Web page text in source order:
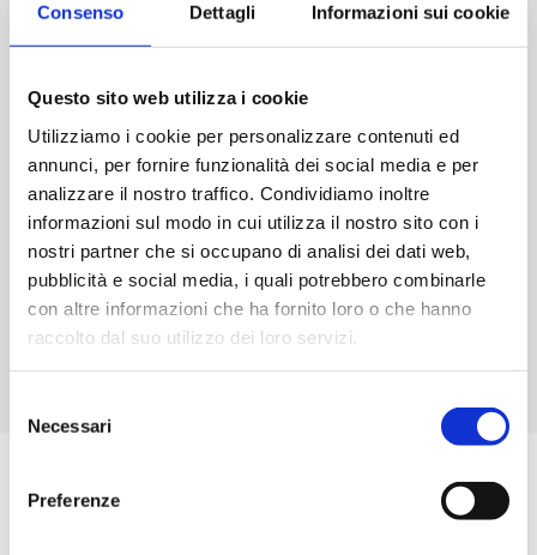
Consenso Dettagli Informazioni sui cookie
Questo sito web utilizza i cookie
Utilizziamo i cookie per personalizzare contenuti ed
annunci, per fornire funzionalità dei social media e per
analizzare il nostro traffico. Condividiamo inoltre
informazioni sul modo in cui utilizza il nostro sito con i
nostri partner che si occupano di analisi dei dati web,
pubblicità e social media, i quali potrebbero combinarle
con altre informazioni che ha fornito loro o che hanno
raccolto dal suo utilizzo dei loro servizi.
delNecessari
Preferenze
jack
3,5mm
Nero
quantità
Cavo fibra ottica da spina
Toslink a spina Toslink –
€12,00
-
Cavo
fibra
spina
spina
+